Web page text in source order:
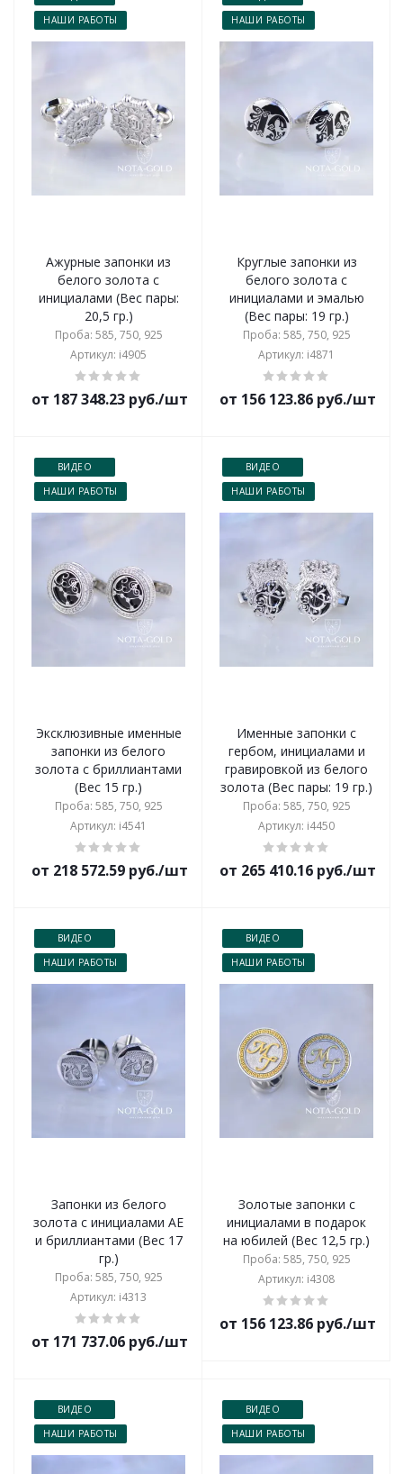
НАШИ РАБОТЫ
Ажурные запонки из
белого золота с
инициалами (Вес пары:
20,5 гр.)
Проба: 585, 750, 925
Артикул: i4905
от 187 348.23 руб./шт
НАШИ РАБОТЫ
Круглые запонки из
белого золота с
инициалами и эмалью
(Вес пары: 19 гр.)
Проба: 585, 750, 925
Артикул: i4871
от 156 123.86 руб./шт
ВИДЕО
НАШИ РАБОТЫ
Эксклюзивные именные
запонки из белого
золота с бриллиантами
(Вес 15 гр.)
Проба: 585, 750, 925
Артикул: i4541
от 218 572.59 руб./шт
ВИДЕО
НАШИ РАБОТЫ
Именные запонки с
гербом, инициалами и
гравировкой из белого
золота (Вес пары: 19 гр.)
Проба: 585, 750, 925
Артикул: i4450
от 265 410.16 руб./шт
ВИДЕО
НАШИ РАБОТЫ
Запонки из белого
золота с инициалами АЕ
и бриллиантами (Вес 17
гр.)
Проба: 585, 750, 925
Артикул: i4313
от 171 737.06 руб./шт
ВИДЕО
НАШИ РАБОТЫ
Золотые запонки с
инициалами в подарок
на юбилей (Вес 12,5 гр.)
Проба: 585, 750, 925
Артикул: i4308
от 156 123.86 руб./шт
ВИДЕО
НАШИ РАБОТЫ
ВИДЕО
НАШИ РАБОТЫ